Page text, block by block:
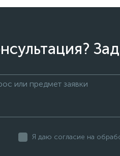
Я даю согласие на